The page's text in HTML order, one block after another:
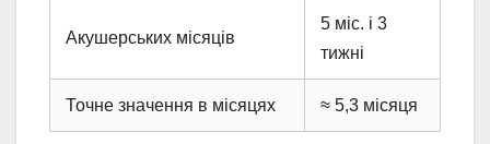
Акушерських місяців
5 міс. і 3
тижні
Точне значення в місяцях ≈ 5,3 місяця